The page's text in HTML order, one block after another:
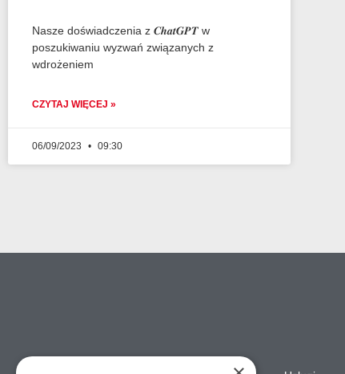
Nasze doświadczenia z 𝑪𝒉𝒂𝒕𝑮𝑷𝑻 w
poszukiwaniu wyzwań związanych z
wdrożeniem
CZYTAJ WIĘCEJ »
06/09/2023 09:30